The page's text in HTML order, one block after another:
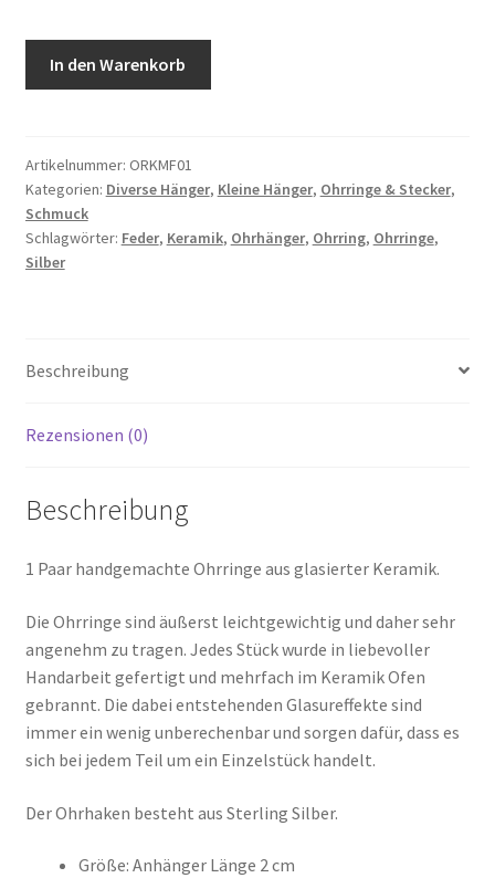
Sterling
Silber
Haken
Menge
In den Warenkorb
Artikelnummer: ORKMF01
Kategorien: Diverse Hänger, Kleine Hänger, Ohrringe & Stecker,
Schmuck
Schlagwörter: Feder, Keramik, Ohrhänger, Ohrring, Ohrringe,
Silber
Beschreibung
Rezensionen (0)
Beschreibung
1 Paar handgemachte Ohrringe aus glasierter Keramik.
Die Ohrringe sind äußerst leichtgewichtig und daher sehr
angenehm zu tragen. Jedes Stück wurde in liebevoller
Handarbeit gefertigt und mehrfach im Keramik Ofen
gebrannt. Die dabei entstehenden Glasureffekte sind
immer ein wenig unberechenbar und sorgen dafür, dass es
sich bei jedem Teil um ein Einzelstück handelt.
Der Ohrhaken besteht aus Sterling Silber.
Größe: Anhänger Länge 2 cm